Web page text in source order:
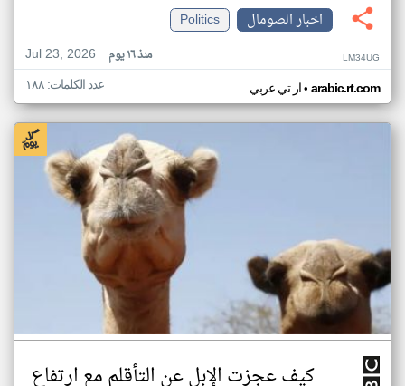
اخبار الصومال
Politics
Jul 23, 2026
منذ ١٦ يوم LM34UG
ار تي عربي• arabic.rt.com عدد الكلمات: ١٨٨
كيف عجزت الإبل عن التأقلم مع ارتفاع